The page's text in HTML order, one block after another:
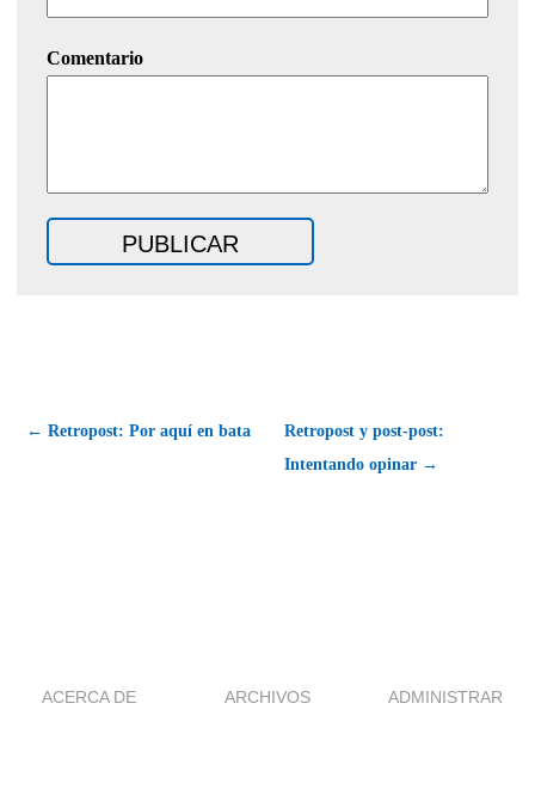
Comentario
← Retropost: Por aquí en bata
Retropost y post-post:
Intentando opinar →
ACERCA DE ARCHIVOS ADMINISTRAR